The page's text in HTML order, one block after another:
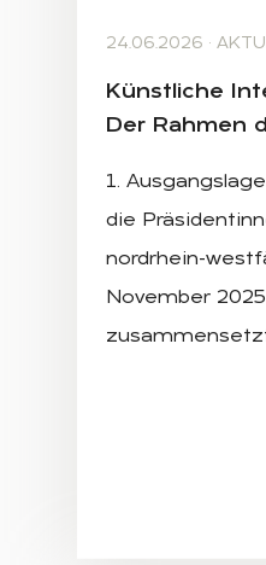
24.06.2026 ·
Künst­li­che
Der Rah­men
1.
die
nordrhein-
November